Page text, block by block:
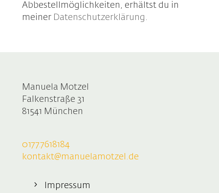
Abbestellmöglichkeiten, erhältst du in
meiner Datenschutzerklärung .
Manuela Motzel
Falkenstraße 31
81541 München
0177.7618184
kontakt@manuelamotzel.de
Impressum